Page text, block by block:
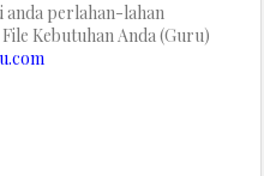
anda perlahan-lahan
Kebutuhan Anda (Guru)